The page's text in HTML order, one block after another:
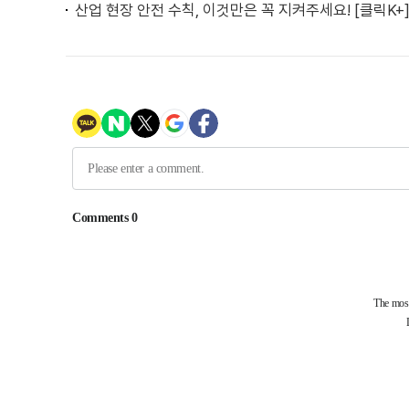
산업 현장 안전 수칙, 이것만은 꼭 지켜주세요! [클릭K+]